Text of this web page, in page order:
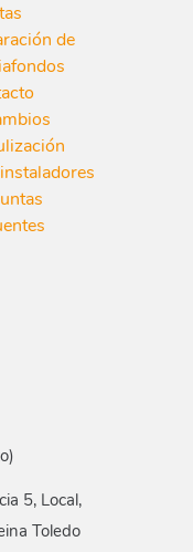
de
5, Local,
Toledo